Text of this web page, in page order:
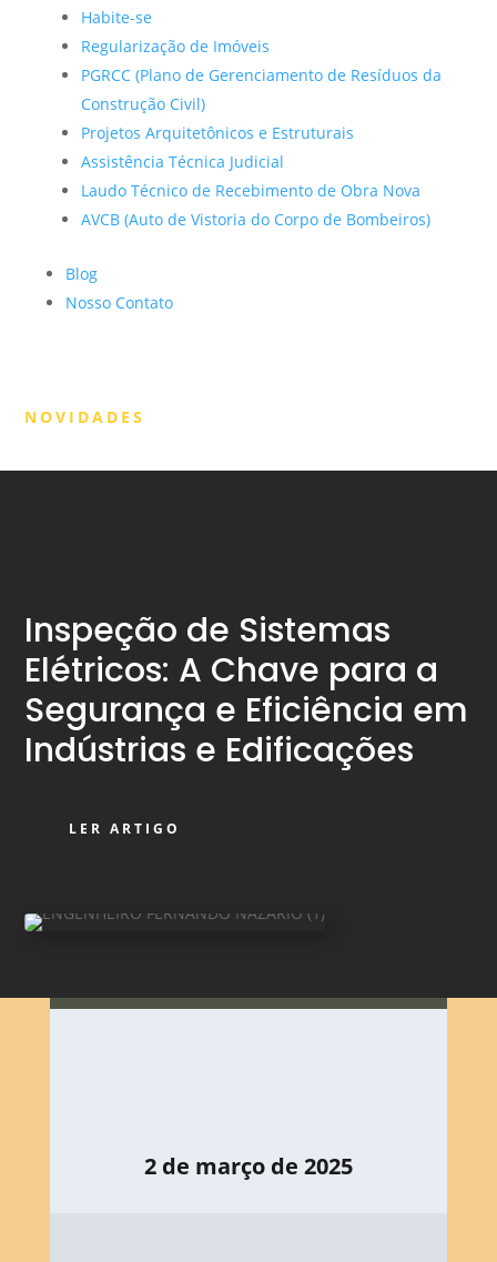
Habite-se
Regularização de Imóveis
PGRCC (Plano de Gerenciamento de Resíduos da
Construção Civil)
Projetos Arquitetônicos e Estruturais
Assistência Técnica Judicial
Laudo Técnico de Recebimento de Obra Nova
AVCB (Auto de Vistoria do Corpo de Bombeiros)
Blog
Nosso Contato
NOVIDADES
Inspeção de Sistemas
Elétricos: A Chave para a
Segurança e Eficiência em
Indústrias e Edificações
LER ARTIGO
2 de março de 2025